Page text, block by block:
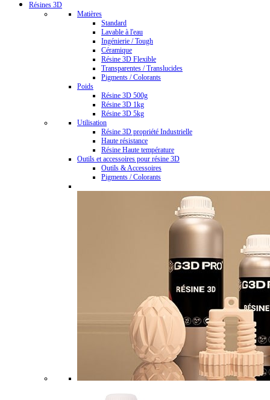
Résines 3D
Matières
Standard
Lavable à l'eau
Ingénierie / Tough
Céramique
Résine 3D Flexible
Transparentes / Translucides
Pigments / Colorants
Poids
Résine 3D 500g
Résine 3D 1kg
Résine 3D 5kg
Utilisation
Résine 3D propriété Industrielle
Haute résistance
Résine Haute température
Outils et accessoires pour résine 3D
Outils & Accessoires
Pigments / Colorants